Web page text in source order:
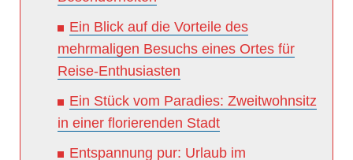
Ein Blick auf die Vorteile des
mehrmaligen Besuchs eines Ortes für
Reise-Enthusiasten
Ein Stück vom Paradies: Zweitwohnsitz
in einer florierenden Stadt
Entspannung pur: Urlaub im